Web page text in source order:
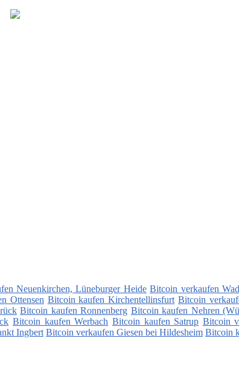
Neuenkirchen, Lüneburger Heide Bitcoin verkaufen
Ottensen Bitcoin kaufen Kirchentellinsfurt Bitcoin
Bitcoin kaufen Ronnenberg Bitcoin kaufen Nehren
Bitcoin kaufen Werbach Bitcoin kaufen Satrup Bitcoin
Ingbert Bitcoin verkaufen Giesen bei Hildesheim Bitcoin